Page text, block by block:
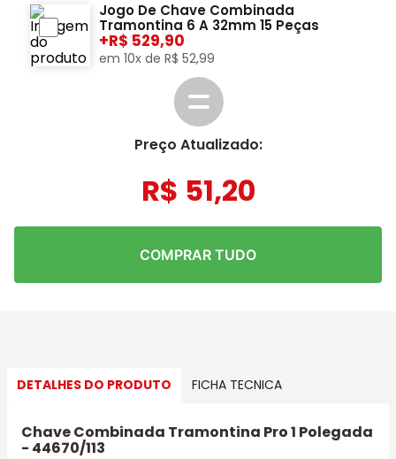
Jogo De Chave Combinada
Tramontina 6 A 32mm 15 Peças
+ 529,90
em 10x de R$ 52,99
Preço Atualizado:
R$ 51,20
COMPRAR TUDO
DETALHES DO PRODUTO FICHA TECNICA
Chave Combinada Tramontina Pro 1 Polegada
- 44670/113